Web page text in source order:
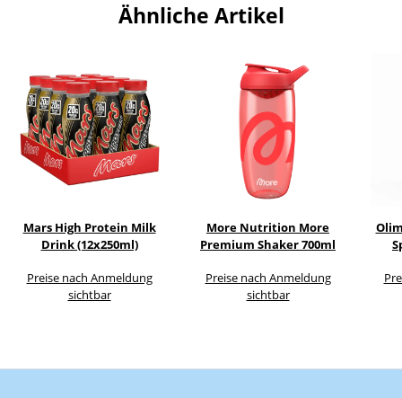
Ähnliche Artikel
Mars High Protein Milk
Drink (12x250ml)
Preise nach Anmeldung
sichtbar
More Nutrition More
Premium Shaker 700ml
Preise nach Anmeldung
sichtbar